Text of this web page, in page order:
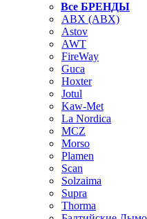
Все БРЕНДЫ
ABX (АВХ)
Astov
AWT
FireWay
Guca
Hoxter
Jotul
Kaw-Met
La Nordica
MCZ
Morso
Plamen
Scan
Solzaima
Supra
Thorma